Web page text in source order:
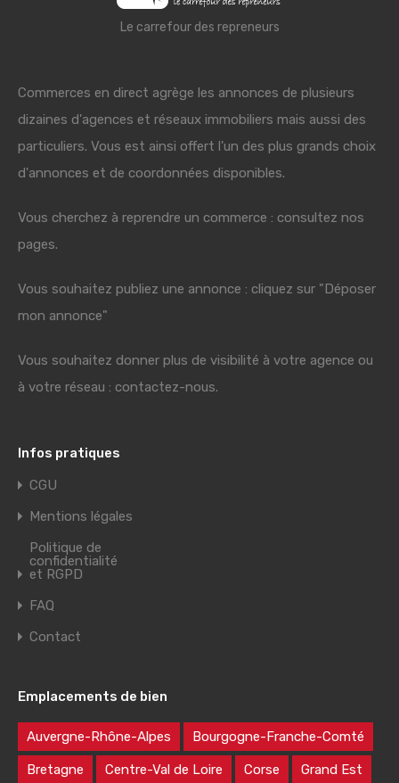
Le carrefour des repreneurs
Commerces en direct agrège les annonces de plusieurs
dizaines d'agences et réseaux immobiliers mais aussi des
particuliers. Vous est ainsi offert l'un des plus grands choix
d'annonces et de coordonnées disponibles.
Vous cherchez à reprendre un commerce : consultez nos
pages.
Vous souhaitez publiez une annonce : cliquez sur "Déposer
mon annonce"
Vous souhaitez donner plus de visibilité à votre agence ou
à votre réseau : contactez-nous.
Infos pratiques
CGU
Mentions légales
Politique de
confidentialité
et RGPD
FAQ
Contact
Emplacements de bien
Auvergne-Rhône-Alpes Bourgogne-Franche-Comté
Bretagne Centre-Val de Loire Corse Grand Est